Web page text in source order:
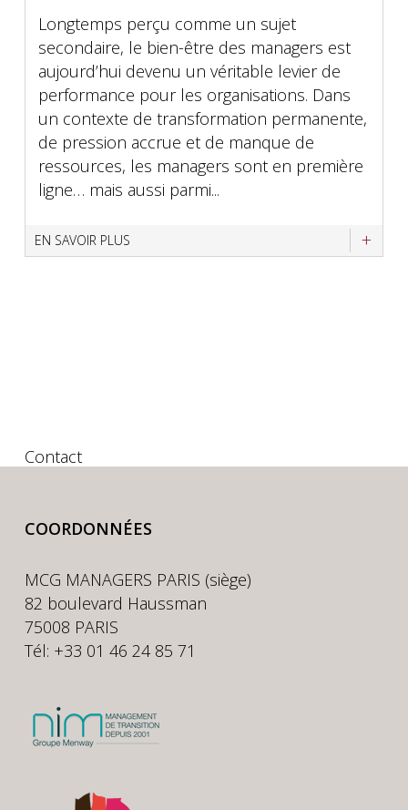
Longtemps perçu comme un sujet
secondaire, le bien-être des managers est
aujourd’hui devenu un véritable levier de
performance pour les organisations. Dans
un contexte de transformation permanente,
de pression accrue et de manque de
ressources, les managers sont en première
ligne… mais aussi parmi...
EN SAVOIR PLUS
Contact
COORDONNÉES
MCG MANAGERS PARIS (siège)
82 boulevard Haussman
75008 PARIS
Tél: +33 01 46 24 85 71